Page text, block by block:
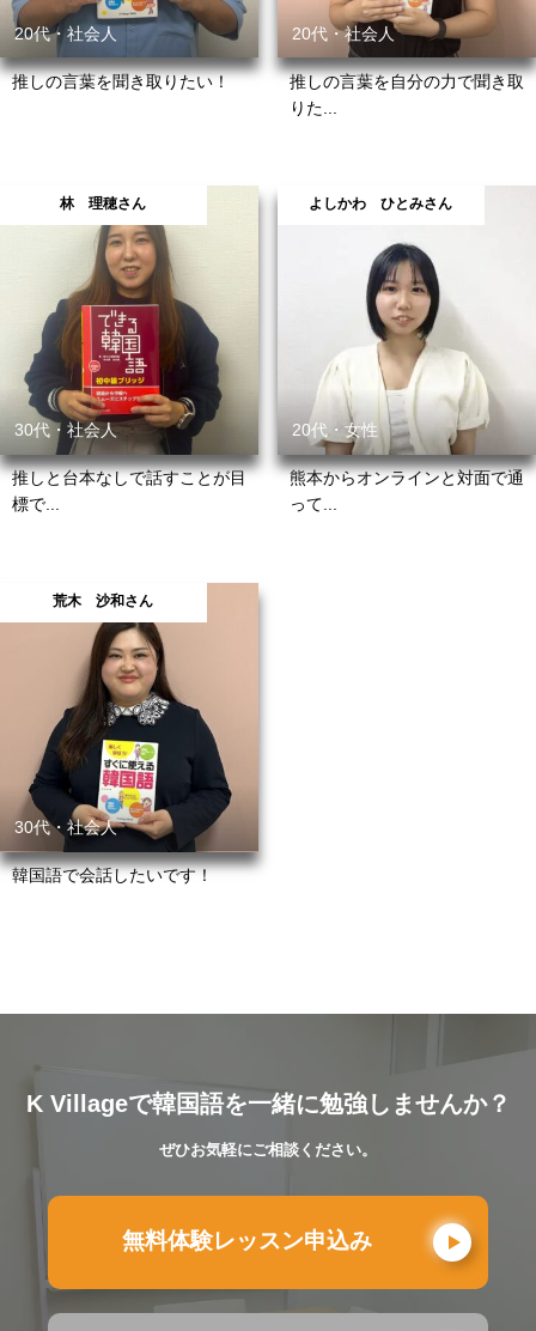
20代・社会人
推しの言葉を聞き取りたい！
20代・社会人
推しの言葉を自分の力で聞き取
りた...
林 理穂さん
30代・社会人
推しと台本なしで話すことが目
標で...
よしかわ ひとみさん
20代・女性
熊本からオンラインと対面で通
って...
荒木 沙和さん
30代・社会人
韓国語で会話したいです！
K Villageで韓国語を一緒に勉強しませんか？
ぜひお気軽にご相談ください。
無料体験レッスン申込み